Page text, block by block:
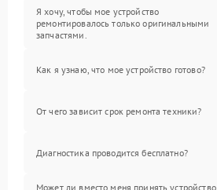
Я хочу, чтобы мое устройство
ремонтировалось только оригинальными
запчастями.
Как я узнаю, что мое устройство готово?
От чего зависит срок ремонта техники?
Диагностика проводится бесплатно?
Может ли вместо меня принять устройство